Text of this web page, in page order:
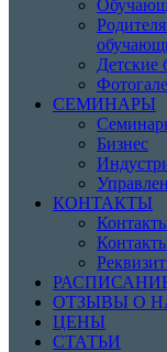
Детские
СЕМИНАРЫ
Бизнес
КОНТАКТЫ
ОТЗЫВЫ О
ЦЕНЫ
СТАТЬИ